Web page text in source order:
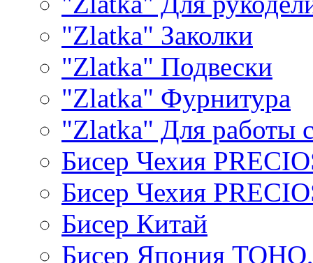
"Zlatka" Заколки
"Zlatka" Подвески
"Zlatka" Фурнитура
"Zlatka" Для работы
Бисер Чехия
Бисер Чехия
Бисер Китай
Бисер Япония